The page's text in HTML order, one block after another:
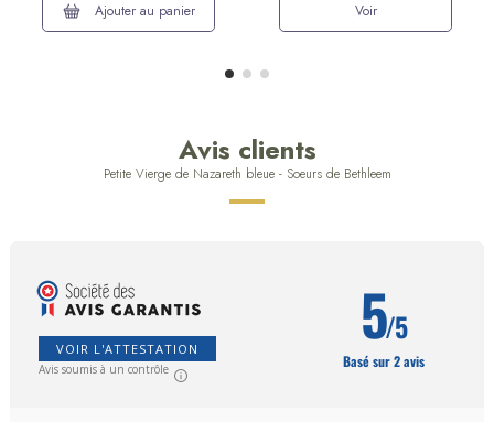
Ajouter au panier
Voir
Avis clients
Petite Vierge de Nazareth bleue - Soeurs de Bethleem
VOIR L'ATTESTATION
Avis soumis à un contrôle
5/5
Basé sur 2 avis